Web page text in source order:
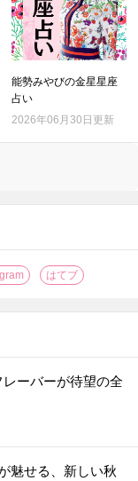
能勢みやびの金星星座
占い
2026年06月30日更新
はてブ
ーバーが待望の全
魅せる、新しい秋